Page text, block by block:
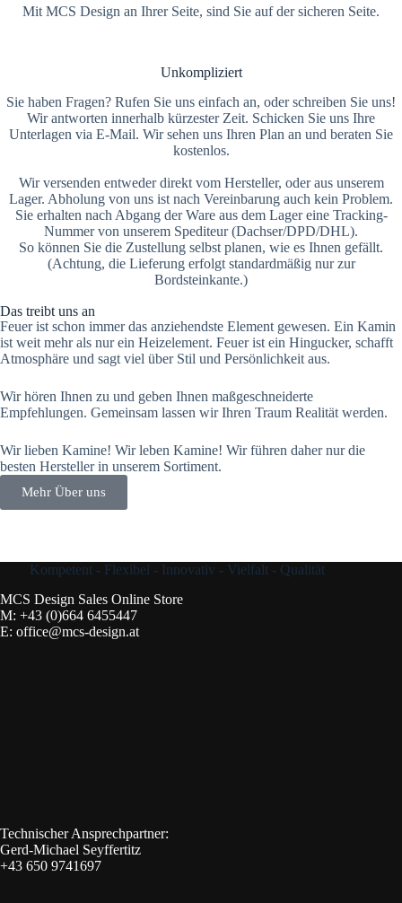
Mit MCS Design an Ihrer Seite, sind Sie auf der sicheren Seite.
Unkompliziert
Sie haben Fragen? Rufen Sie uns einfach an, oder schreiben Sie uns!
Wir antworten innerhalb kürzester Zeit. Schicken Sie uns Ihre
Unterlagen via E-Mail. Wir sehen uns Ihren Plan an und beraten Sie
kostenlos.
Wir versenden entweder direkt vom Hersteller, oder aus unserem
Lager. Abholung von uns ist nach Vereinbarung auch kein Problem.
Sie erhalten nach Abgang der Ware aus dem Lager eine Tracking-
Nummer von unserem Spediteur (Dachser/DPD/DHL).
So können Sie die Zustellung selbst planen, wie es Ihnen gefällt.
(Achtung, die Lieferung erfolgt standardmäßig nur zur
Bordsteinkante.)
Das treibt uns an
Feuer ist schon immer das anziehendste Element gewesen. Ein Kamin
ist weit mehr als nur ein Heizelement. Feuer ist ein Hingucker, schafft
Atmosphäre und sagt viel über Stil und Persönlichkeit aus.
Wir hören Ihnen zu und geben Ihnen maßgeschneiderte
Empfehlungen. Gemeinsam lassen wir Ihren Traum Realität werden.
Wir lieben Kamine! Wir leben Kamine! Wir führen daher nur die
besten Hersteller in unserem Sortiment.
Mehr Über uns
Kompetent - Flexibel - Innovativ - Vielfalt - Qualität
MCS Design Sales Online Store
M: +43 (0)664 6455447
E: office@mcs-design.at
Technischer Ansprechpartner:
Gerd-Michael Seyffertitz
+43 650 9741697